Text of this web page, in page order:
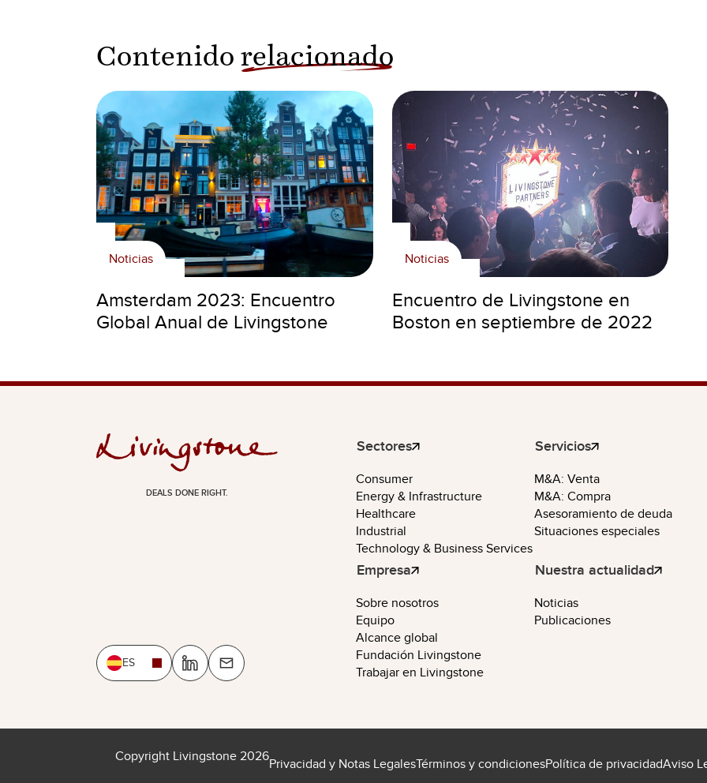
Contenido relacionado
Noticias
Amsterdam 2023: Encuentro
Global Anual de Livingstone
Noticias
Encuentro de Livingstone en
Boston en septiembre de 2022
DEALS DONE RIGHT.
ES
Sectores
Consumer
Energy & Infrastructure
Healthcare
Industrial
Technology & Business Services
Servicios
M&A: Venta
M&A: Compra
Asesoramiento de deuda
Situaciones especiales
Empresa
Sobre nosotros
Equipo
Alcance global
Fundación Livingstone
Trabajar en Livingstone
Nuestra actualidad
Noticias
Publicaciones
Copyright Livingstone 2026Privacidad y Notas LegalesTérminos y condicionesPolítica de privacidadAviso